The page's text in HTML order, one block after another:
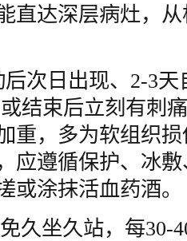
直达深层病灶，
次日出现、2-3
结束后立刻有刺
重，多为软组织
应遵循保护、冰
或涂抹活血药酒。
久坐久站，每30-